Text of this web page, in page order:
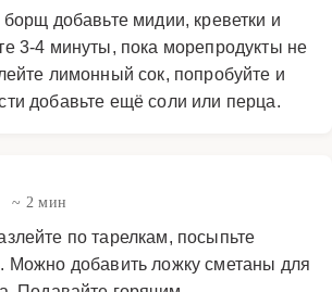
добавьте мидии, креветки и
3-4 минуты, пока морепродукты не
лимонный сок, попробуйте и
добавьте ещё соли или перца.
~ 2 мин
по тарелкам, посыпьте
Можно добавить ложку сметаны для